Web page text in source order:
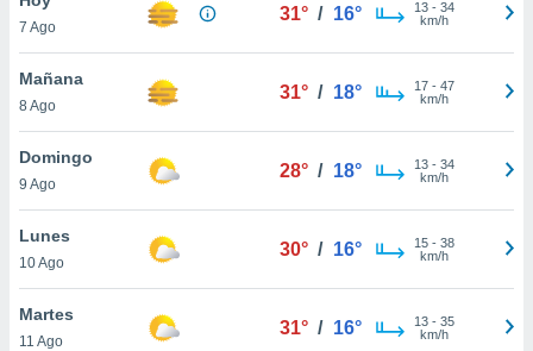
en
más
nuestra
de
7 Ago
31° / 16° 13- 34
km/h
Mañana
8 Ago
31° / 18° 17- 47
km/h
Domingo
9 Ago
28° / 18° 13- 34
km/h
Lunes
10 Ago
30° / 16° 15- 38
km/h
Martes
11 Ago
31° / 16° 13- 35
km/h